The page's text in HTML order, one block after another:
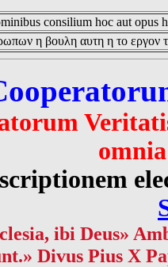
consilium hoc aut opus
η βουλη αυτη η το εργον
ibi Deus»
Divus Pius X